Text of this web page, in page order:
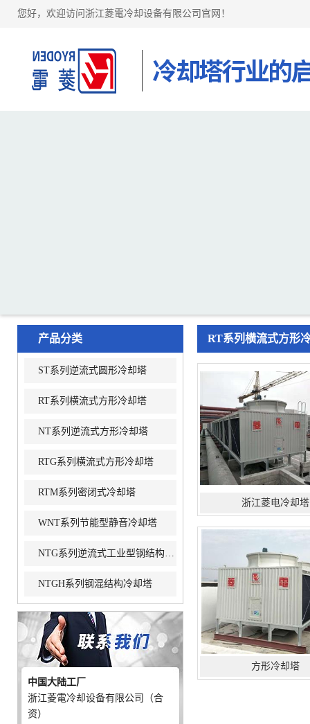
您好，欢迎访问浙江菱電冷却设备有限公司官网！
产品分类
ST系列逆流式圆形冷却塔
RT系列横流式方形冷却塔
NT系列逆流式方形冷却塔
RTG系列横流式方形冷却塔
RTM系列密闭式冷却塔
WNT系列节能型静音冷却塔
NTG系列逆流式工业型钢结构冷却塔
NTGH系列钢混结构冷却塔
中国大陆工厂
浙江菱電冷却设备有限公司（合
资）
RT系列横流式方形
浙江菱电冷却塔
方形冷却塔